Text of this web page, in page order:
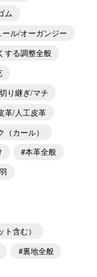
ム
ール/オーガンジー
する調整全般
り継ぎ/マチ
革/人工皮革
カール）
本革全般
含む）
裏地全般